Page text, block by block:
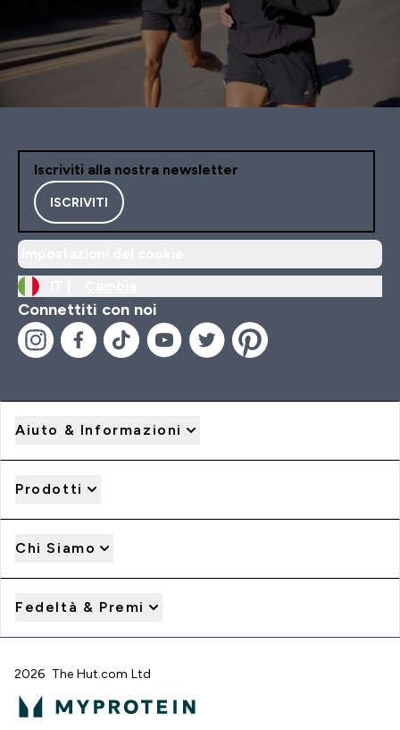
Iscriviti alla nostra newsletter
ISCRIVITI
Connettiti con noi
Aiuto & Informazioni
Prodotti
Chi Siamo
Fedeltà & Premi
2026 The Hut.com Ltd